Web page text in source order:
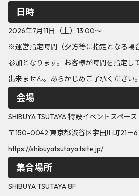
日時
2026年7月11日（土）13:00～
※運営指定時間（夕方等に指定となる場
参加となります。お客様が時間を指定し
出来ません。あらかじめご了承ください。
会場
SHIBUYA TSUTAYA 特設イベントスペース
〒150-0042 東京都渋谷区宇田川町21－6
https://shibuyatsutaya.tsite.jp/
集合場所
SHIBUYA TSUTAYA 8F